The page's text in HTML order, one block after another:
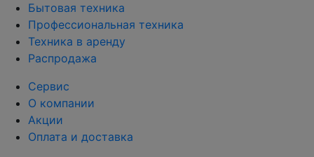
Бытовая техника
Профессиональная техника
Техника в аренду
Распродажа
Сервис
О компании
Акции
Оплата и доставка